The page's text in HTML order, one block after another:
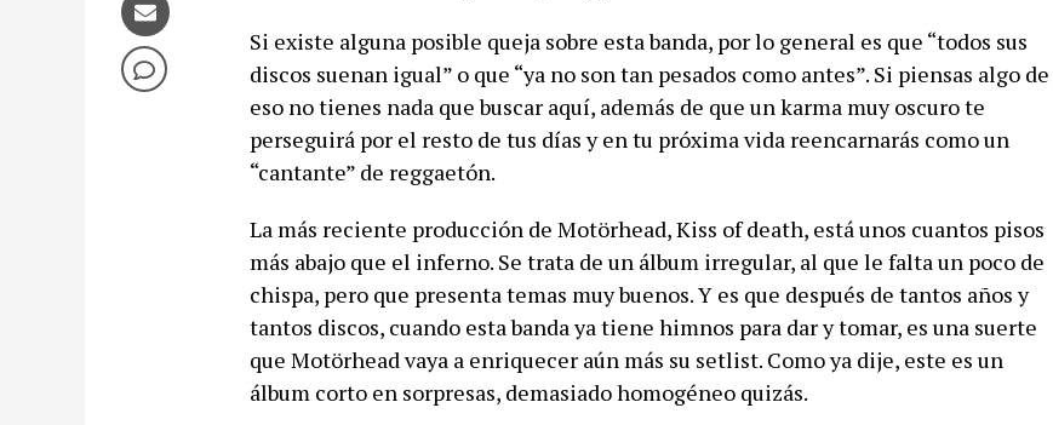
Si existe alguna posible queja sobre esta banda, por lo general es que “todos sus
discos suenan igual” o que “ya no son tan pesados como antes”. Si piensas algo de
eso no tienes nada que buscar aquí, además de que un karma muy oscuro te
perseguirá por el resto de tus días y en tu próxima vida reencarnarás como un
“cantante” de reggaetón.
La más reciente producción de Motörhead, Kiss of death, está unos cuantos pisos
más abajo que el inferno. Se trata de un álbum irregular, al que le falta un poco de
chispa, pero que presenta temas muy buenos. Y es que después de tantos años y
tantos discos, cuando esta banda ya tiene himnos para dar y tomar, es una suerte
que Motörhead vaya a enriquecer aún más su setlist. Como ya dije, este es un
álbum corto en sorpresas, demasiado homogéneo quizás.